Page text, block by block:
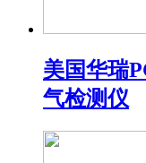
美国华瑞
气检测仪